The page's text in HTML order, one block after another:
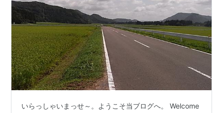
宮川泰ザ・ピーナッツComplete
アーティスト:ザ・ピーナッツ,藤田ま
こと,岩谷時子,秋元近史,安井かずみ,前
田武彦,青島幸男,竹内伸光,塚田茂,なか
にし礼,レオン・サンフォニエット
出版社/メーカー:
キングレコード
発売日:2006/09/06
メディア:CD
この商品を含むブログ (3件) を見る
いらっしゃいまっせ～。ようこそ当ブログへ。 Welcome